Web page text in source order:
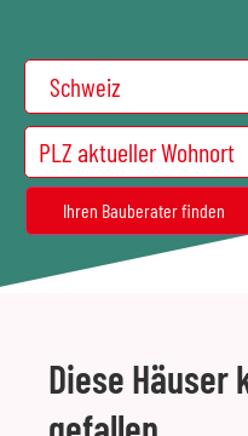
Diese Häuser